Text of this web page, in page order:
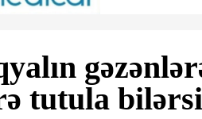
tutula